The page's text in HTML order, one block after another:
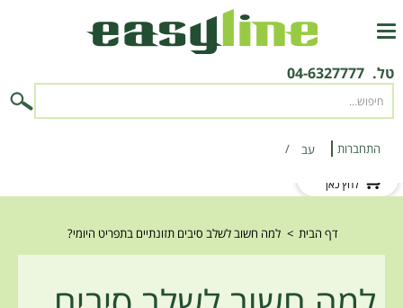
טל. 04-6327777
התחברות ‫עב‬
לחץ כאן
דף הבית > למה חשוב לשלב סיבים תזונתיים בתפריט היומי?